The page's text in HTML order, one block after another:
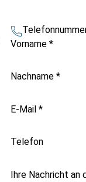
Vorname*
Nachname*
E-Mail*
Telefon
Ihre Nachricht an